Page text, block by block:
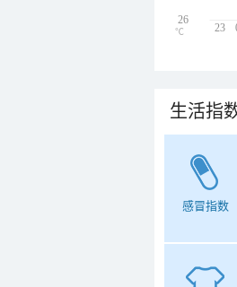
23
26
℃
生活指
感冒指数